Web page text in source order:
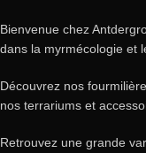
Bienvenue chez
dans la myrmécologie et
Découvrez nos
nos terrariums et
Retrouvez une grande